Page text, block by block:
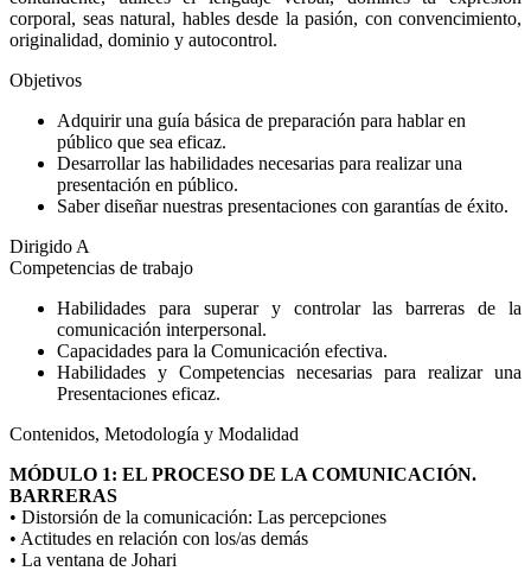
corporal, seas natural, hables desde la pasión, con convencimiento,
originalidad, dominio y autocontrol.
Objetivos
Adquirir una guía básica de preparación para hablar en
público que sea eficaz.
Desarrollar las habilidades necesarias para realizar una
presentación en público.
Saber diseñar nuestras presentaciones con garantías de éxito.
Dirigido A
Competencias de trabajo
Habilidades para superar y controlar las barreras de la
comunicación interpersonal.
Capacidades para la Comunicación efectiva.
Habilidades y Competencias necesarias para realizar una
Presentaciones eficaz.
Contenidos, Metodología y Modalidad
MÓDULO 1: EL PROCESO DE LA COMUNICACIÓN.
BARRERAS
• Distorsión de la comunicación: Las percepciones
• Actitudes en relación con los/as demás
• La ventana de Johari